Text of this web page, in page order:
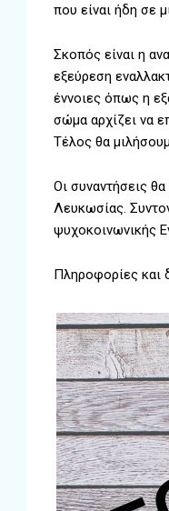
που είναι ήδη σε
Σκοπός είναι η
εξεύρεση
έννοιες όπως η
σώμα αρχίζει να
Τέλος θα
Οι συναντήσεις
Λευκωσίας.
ψυχοκοινωνικής
Πληροφορίες και